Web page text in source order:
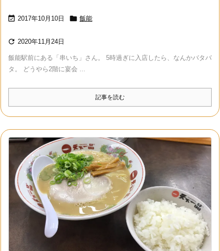
 2017年10月10日  飯能
 2020年11月24日
飯能駅前にある「串いち」さん。 5時過ぎに入店したら、なんかバタバ
タ。 どうやら2階に宴会 ...
記事を読む